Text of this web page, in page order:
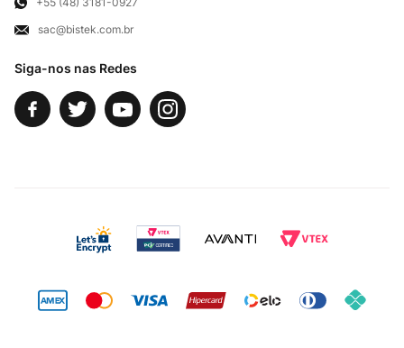
Siga-nos nas Redes
Fale Conosco
+55 (48) 3181-0927
sac@bistek.com.br